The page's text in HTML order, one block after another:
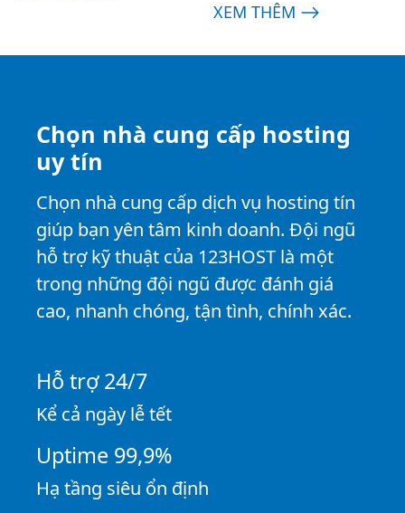
XEM THÊM
Chọn nhà cung cấp hosting
uy tín
Chọn nhà cung cấp dịch vụ hosting tín
giúp bạn yên tâm kinh doanh. Đội ngũ
hỗ trợ kỹ thuật của 123HOST là một
trong những đội ngũ được đánh giá
cao, nhanh chóng, tận tình, chính xác.
Hỗ trợ 24/7
Kể cả ngày lễ tết
Uptime 99,9%
Hạ tầng siêu ổn định